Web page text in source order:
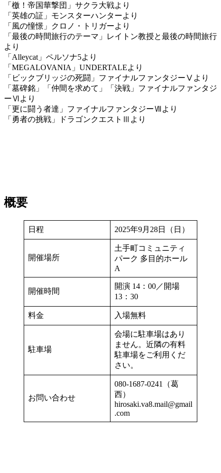
「檄！帝国華撃団」サクラ大戦より
「英雄の証」モンスターハンターより
「風の憧憬」クロノ・トリガーより
「最後の時間旅行のテーマ」レイトン教授と最後の時間旅行
より
「Alleycat」ペルソナ5より
「MEGALOVANIA」UNDERTALEより
「ビックブリッジの死闘」ファイナルファンタジーⅤより
「墓碑銘」「仲間を求めて」「決戦」ファイナルファンタジ
ーⅥより
「更に闘う者達」ファイナルファンタジーⅦより
「勇者の挑戦」ドラゴンクエストⅢより
概要
日程 2025年9月28日（日）
開催場所
土手町コミュニティ
パーク 多目的ホール
A
開催時間
開演 14：00／開場
13：30
料金 入場無料
駐車場
会場に駐車場はあり
ません。近隣の有料
駐車場をご利用くだ
さい。
お問い合わせ
080-1687-0241（葛
西）
hirosaki.va8.mail@gmail
.com